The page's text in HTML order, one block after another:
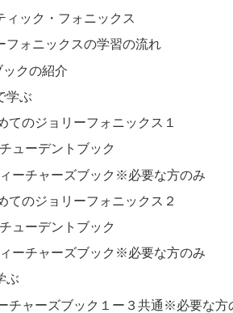
ィック・フォニックス
フォニックスの学習の流れ
クの紹介
学ぶ
てのジョリーフォニックス１
ューデントブック
ーチャーズブック※必要な方のみ
てのジョリーフォニックス２
ューデントブック
ーチャーズブック※必要な方のみ
ぶ
チャーズブック１ー３共通※必要な方